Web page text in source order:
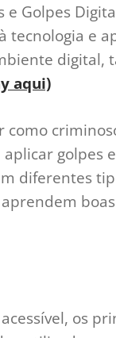
Golpes
tecnologia e
aqui)
golpes
diferentes
os